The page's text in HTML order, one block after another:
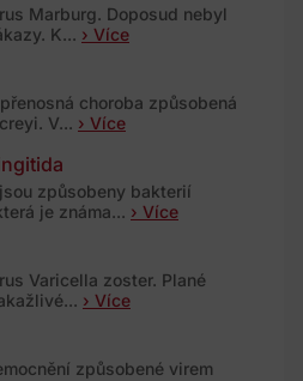
Marburg. Doposud nebyl
K... › Více
choroba způsobená
V... › Více
způsobeny bakterií
je známa... › Více
Varicella zoster. Plané
› Více
způsobené virem